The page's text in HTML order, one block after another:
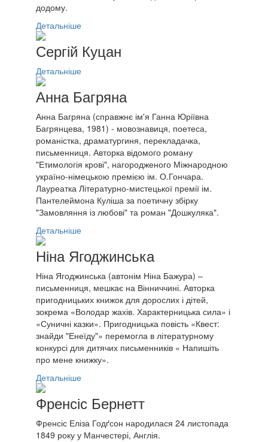
додому.
Детальніше
Сергій Куцан
Детальніше
Анна Багряна
Анна Багряна (справжнє ім'я Ганна Юріївна
Багрянцева, 1981) - мовознавиця, поетеса,
романістка, драматургиня, перекладачка,
письменниця. Авторка відомого роману
"Етимологія крові", нагородженого Міжнародною
україно-німецькою премією ім. О.Гончара.
Лауреатка Літературно-мистецької премії ім.
Пантелеймона Куліша за поетичну збірку
"Замовляння із любові" та роман "Дошкуляка".
Детальніше
Ніна Ягоджинська
Ніна Ягоджинська (автонім Ніна Бажура) –
письменниця, мешкає на Вінниччині. Авторка
пригодницьких книжок для дорослих і дітей,
зокрема «Володар жахів. Характерницька сила» і
«Суничні казки». Пригодницька повість «Квест:
знайди "Енеїду"» перемогла в літературному
конкурсі для дитячих письменників « Напишіть
про мене книжку».
Детальніше
Френсіс Бернетт
Френсіс Еліза Годґсон народилася 24 листопада
1849 року у Манчестері, Англія.